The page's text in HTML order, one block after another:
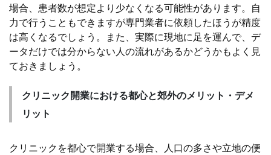
場合、患者数が想定より少なくなる可能性があります。自
力で行うこともできますが専門業者に依頼したほうが精度
は高くなるでしょう。また、実際に現地に足を運んで、デ
ータだけでは分からない人の流れがあるかどうかもよく見
ておきましょう。
クリニック開業における都心と郊外のメリット・デメ
リット
クリニックを都心で開業する場合、人口の多さや立地の便